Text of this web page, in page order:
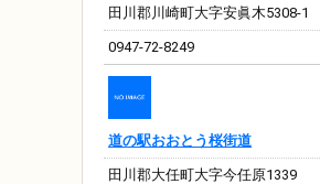
田川郡川崎町大字安眞木5308-1
0947-72-8249
道の駅おおとう桜街道
田川郡大任町大字今任原1339